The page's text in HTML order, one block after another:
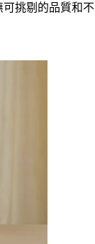
可挑剔的品質和不